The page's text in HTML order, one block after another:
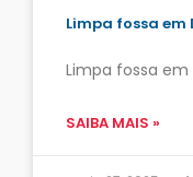
Limpa fossa
Limpa fossa em
SAIBA MAIS »